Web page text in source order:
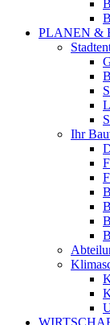
PLANEN &
Ihr